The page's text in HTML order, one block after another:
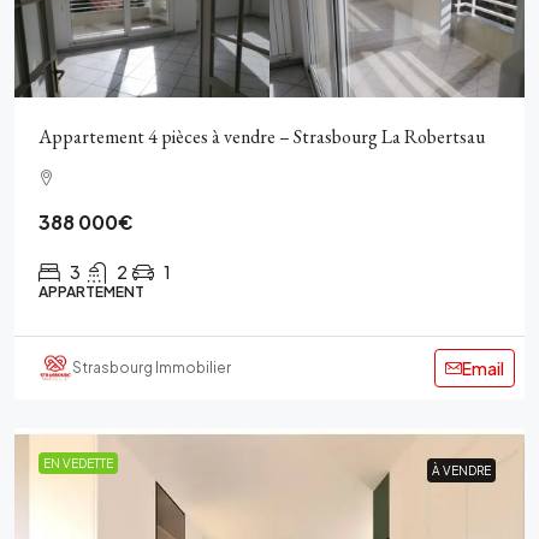
Appartement 4 pièces à vendre – Strasbourg La Robertsau
388 000€
3 2 1
APPARTEMENT
Strasbourg Immobilier Email
EN VEDETTE À VENDRE
À VENDRE